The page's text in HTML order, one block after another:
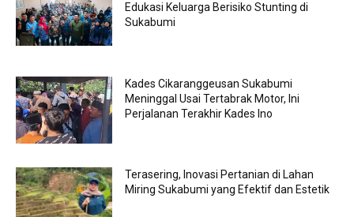
Edukasi Keluarga Berisiko Stunting di
Sukabumi
Kades Cikaranggeusan Sukabumi
Meninggal Usai Tertabrak Motor, Ini
Perjalanan Terakhir Kades Ino
Terasering, Inovasi Pertanian di Lahan
Miring Sukabumi yang Efektif dan Estetik